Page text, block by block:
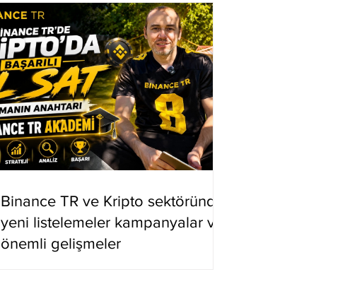
Binance TR ve Kripto sektöründe
yeni listelemeler kampanyalar ve
önemli gelişmeler